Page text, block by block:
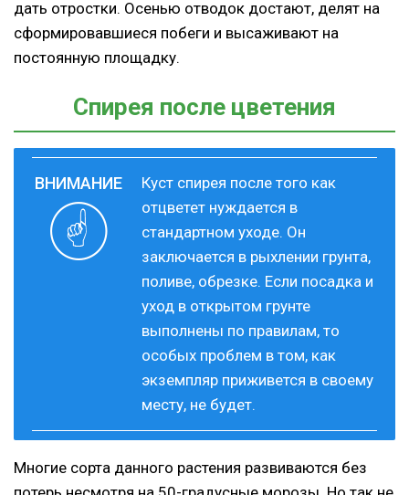
дать отростки. Осенью отводок достают, делят на
сформировавшиеся побеги и высаживают на
постоянную площадку.
Спирея после цветения
Куст спирея после того как
отцветет нуждается в
стандартном уходе. Он
заключается в рыхлении грунта,
поливе, обрезке. Если посадка и
уход в открытом грунте
выполнены по правилам, то
особых проблем в том, как
экземпляр приживется в своему
месту, не будет.
Многие сорта данного растения развиваются без